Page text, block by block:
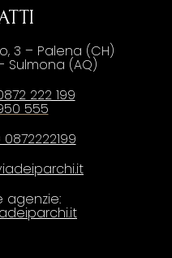
3 – Palena (CH)
Sulmona (AQ)
222 199
555
agenzie: